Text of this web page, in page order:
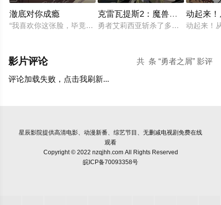
澈底对你成瘾
“我喜欢你这张脸，毕竟长得也太好看了吧。”明仁是个颜控、
克雷瓦提斯2：魔兽之王与虚伪
勇者艾莉西亚斩杀了多雷尔将军，海
动起来
动起来！
共 条 “勇者之屑” 影评
影片评论
评论加载失败，点击我刷新...
星辰影院提供高清电影、动漫新番、综艺节目、无删减电视剧免费在线
观看
Copyright © 2022 nzqjhh.com All Rights Reserved
皖ICP备70093358号